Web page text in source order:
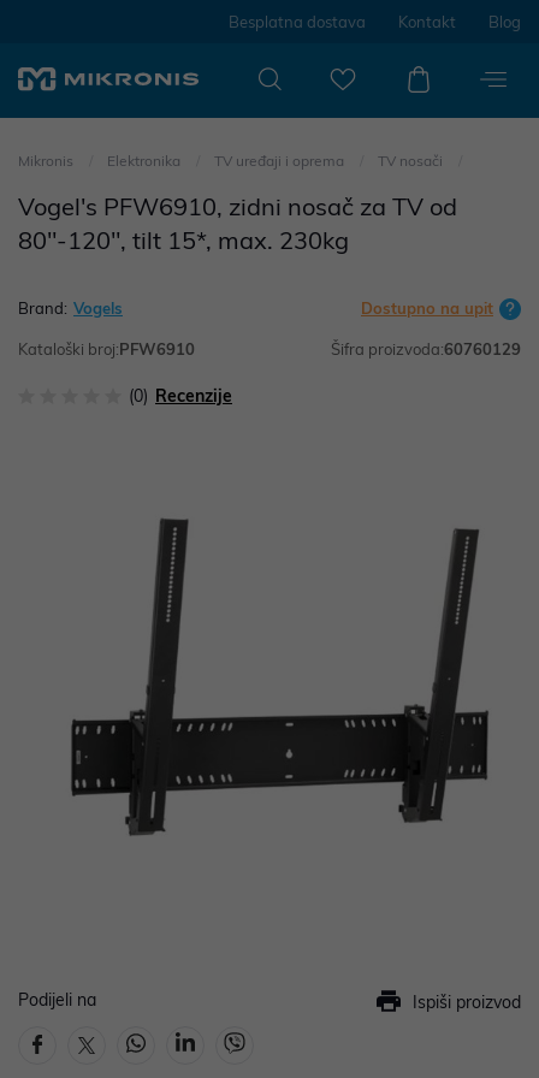
Besplatna dostava Kontakt Blog
Mikronis Elektronika TV uređaji i oprema TV nosači
Vogel's PFW6910, zidni nosač za TV od
80"-120", tilt 15*, max. 230kg
Brand: Vogels Dostupno na upit
Kataloški broj:PFW6910 Šifra proizvoda:60760129
(0) Recenzije
Podijeli na Ispiši proizvod